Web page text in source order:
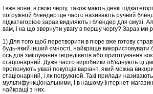
І вже вони, в свою чергу, також мають деякі
погружной блендер ще часто називають ручний
підкатегорією зараз виділяють і блендер для смузі.
вам, і на що звернути увагу в першу чергу? Зараз ми
1) Для того щоб перетворити в пюре вже готову
будь-який інший ємності, найкраще
ось для змішування інгредієнтів або приготування
стаціонарний. Дуже часто виробники об'єднують ці
пропонують увазі покупців варіант, який можна
стаціонарний, і як погружной. Такі прилади
мультифункціональними, і в нашому інтернет-
найкращі з них.